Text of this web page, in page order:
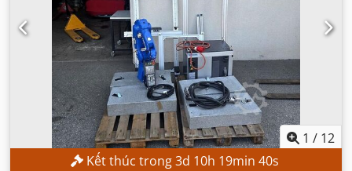
1 / 12
Kết thúc trong3d 10h 19min 38s